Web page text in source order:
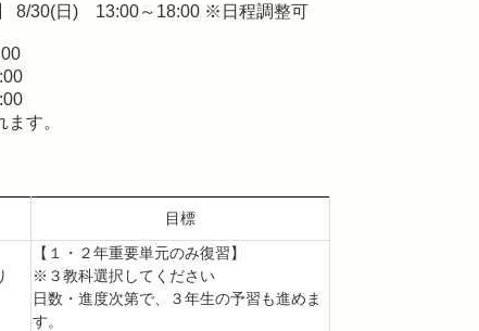
】 8/30(日) 13:00～18:00 ※日程調整可
す。
目標
【１・２年重要単元のみ復習】
※３教科選択してください
日数・進度次第で、３年生の予習も進めま
す。